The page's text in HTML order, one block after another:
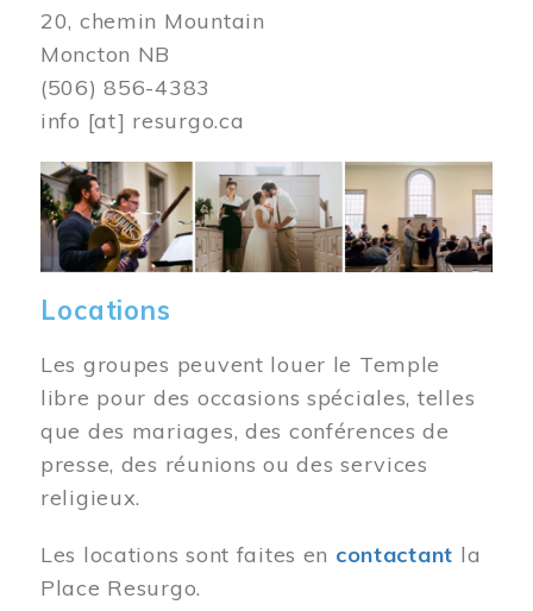
20, chemin Mountain
Moncton NB
(506) 856-4383
info [at] resurgo.ca
Image
Locations
Les groupes peuvent louer le Temple
libre pour des occasions spéciales, telles
que des mariages, des conférences de
presse, des réunions ou des services
religieux.
Les locations sont faites en contactant la
Place Resurgo.